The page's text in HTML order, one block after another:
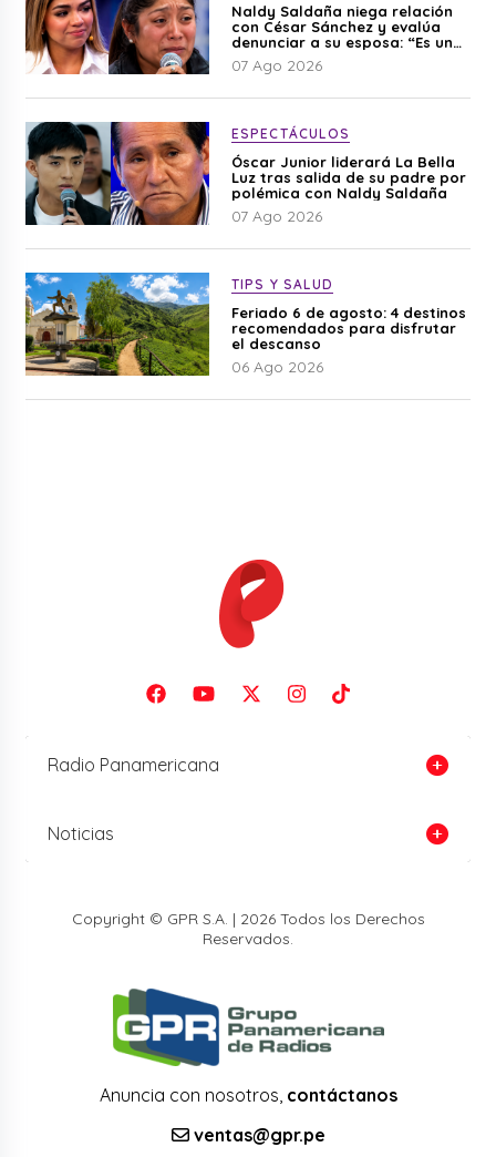
Naldy Saldaña niega relación
con César Sánchez y evalúa
denunciar a su esposa: “Es una
difamación”
07 Ago 2026
ESPECTÁCULOS
Óscar Junior liderará La Bella
Luz tras salida de su padre por
polémica con Naldy Saldaña
07 Ago 2026
TIPS Y SALUD
Feriado 6 de agosto: 4 destinos
recomendados para disfrutar
el descanso
06 Ago 2026
Radio Panamericana
Noticias
Copyright © GPR S.A. | 2026 Todos los Derechos
Reservados.
Anuncia con nosotros, contáctanos
ventas@gpr.pe